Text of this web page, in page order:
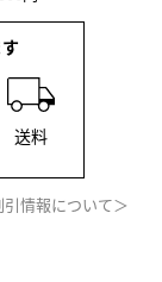
引情報について